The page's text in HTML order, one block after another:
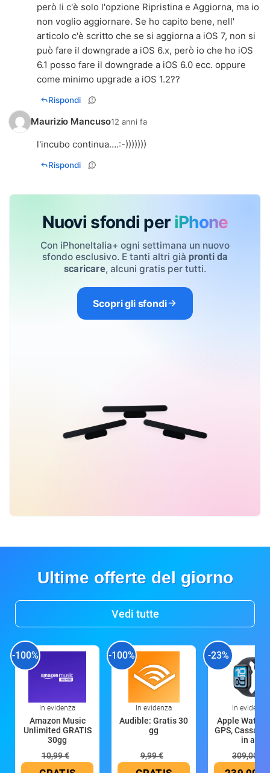
però li c'è solo l'opzione Ripristina e Aggiorna, ma io
non voglio aggiornare. Se ho capito bene, nell'
articolo c'è scritto che se si aggiorna a iOS 7, non si
può fare il downgrade a iOS 6.x, però io che ho iOS
6.1 posso fare il downgrade a iOS 6.0 ecc. oppure
come minimo upgrade a iOS 1.2??
Rispondi
Maurizio Mancuso12 anni fa
l'incubo continua….:-)))))))
Rispondi
Nuovi sfondi per iPhone
Con iPhoneItalia+ ogni settimana un nuovo
sfondo esclusivo. E tanti altri già pronti da
scaricare, alcuni gratis per tutti.
Scopri gli sfondi
Ultime offerte del giorno
Vedi tutte
-100%
In evidenza
Amazon Music
Unlimited GRATIS
30gg
10,99 €
-100%
In evidenza
Audible: Gratis 30
gg
9,99 €
-23%
In evidenza
Apple Watch
GPS, Cassa
in all
309,00 €